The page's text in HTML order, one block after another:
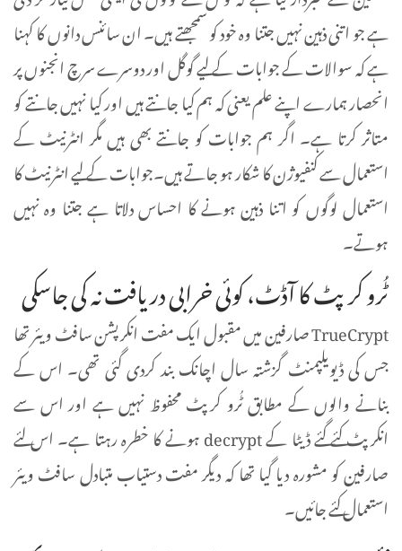
ہے جو اتنی ذہین نہیں جتنا وہ خود کو سمجھتے ہیں۔ ان سائنس دانوں کا کہنا
ہے کہ سوالات کے جوابات کے لیے گوگل اور دوسرے سرچ انجنوں پر
انحصار ہمارے اپنے علم یعنی کہ ہم کیا جانتے ہیں اور کیا نہیں جانتے کو
متاثر کرتا ہے۔ اگر ہم جوابات کو جانتے بھی ہیں مگر انٹرنیٹ کے
استعمال سے کنفیوژن کا شکار ہو جاتے ہیں۔جوابات کے لیے انٹرنیٹ کا
استعمال لوگوں کو اتنا ذہین ہونے کا احساس دلاتا ہے جتنا وہ نہیں
ہوتے۔
ٹُرو کرپٹ کا آڈٹ، کوئی خرابی دریافت نہ کی جاسکی
TrueCrypt صارفین میں مقبول ایک مفت انکرپشن سافٹ ویئر تھا
جس کی ڈیویلپمنٹ گزشتہ سال اچانک بند کردی گئی تھی۔ اس کے
بنانے والوں کے مطابق ٹُرو کرپٹ محفوظ نہیں ہے اور اس سے
انکرپٹ کئے گئے ڈیٹا کے decrypt ہونے کا خطرہ رہتا ہے۔ اس لئے
صارفین کو مشورہ دیا گیا تھا کہ دیگر مفت دستیاب متبادل سافٹ ویئر
استعمال کئے جائیں۔